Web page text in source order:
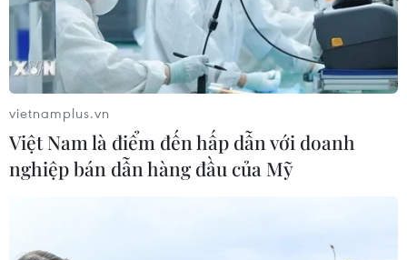
vietnamplus.vn
Việt Nam là điểm đến hấp dẫn với doanh
nghiệp bán dẫn hàng đầu của Mỹ